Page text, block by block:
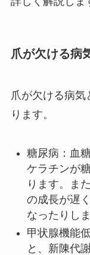
爪が欠ける病
爪が欠ける病
ります。
糖尿病：血
ケラチンが
ります。ま
の成長が遅
なったりしま
甲状腺機能
と、新陳代